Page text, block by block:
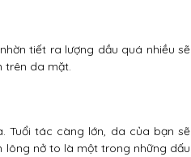
tiết ra lượng dầu quá nhiều sẽ
trên da mặt.
Tuổi tác càng lớn, da của bạn sẽ
lông nở to là một trong những dấu